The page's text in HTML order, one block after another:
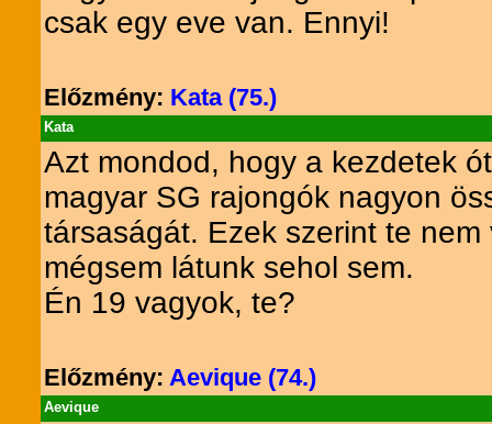
csak egy eve van. Ennyi!
Előzmény: Kata (75.)
Kata
Azt mondod, hogy a kezdetek
magyar SG rajongók nagyon
társaságát. Ezek szerint te
mégsem látunk sehol sem.
Én 19 vagyok, te?
Előzmény: Aevique (74.)
Aevique